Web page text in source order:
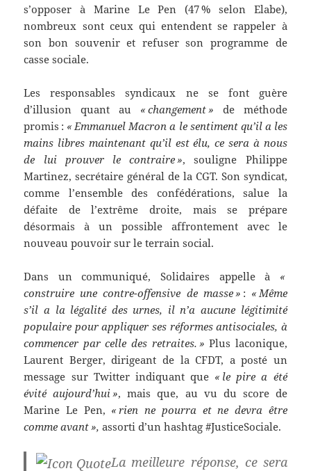
s’opposer à Marine Le Pen (47 % selon Elabe),
nombreux sont ceux qui entendent se rappeler à
son bon souvenir et refuser son programme de
casse sociale.
Les responsables syndicaux ne se font guère
d’illusion quant au « changement » de méthode
promis : « Emmanuel Macron a le sentiment qu’il a les
mains libres maintenant qu’il est élu, ce sera à nous
de lui prouver le contraire », souligne Philippe
Martinez, secrétaire général de la CGT. Son syndicat,
comme l’ensemble des confédérations, salue la
défaite de l’extrême droite, mais se prépare
désormais à un possible affrontement avec le
nouveau pouvoir sur le terrain social.
Dans un communiqué, Solidaires appelle à «
construire une contre-offensive de masse » : « Même
s’il a la légalité des urnes, il n’a aucune légitimité
populaire pour appliquer ses réformes antisociales, à
commencer par celle des retraites. » Plus laconique,
Laurent Berger, dirigeant de la CFDT, a posté un
message sur Twitter indiquant que « le pire a été
évité aujourd’hui », mais que, au vu du score de
Marine Le Pen, « rien ne pourra et ne devra être
comme avant », assorti d’un hashtag #JusticeSociale.
La meilleure réponse, ce sera